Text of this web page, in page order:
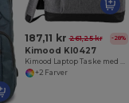
187,11 kr 261,25 kr -28%
Kimood KI0427
+2 Farver